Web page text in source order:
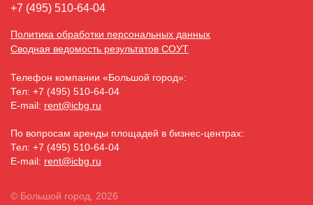
+7 (495) 510-64-04
Политика обработки персональных данных
Сводная ведомость результатов СОУТ
Телефон компании «Большой город»:
Тел: +7 (495) 510-64-04
E-mail: rent@icbg.ru
По вопросам аренды площадей в бизнес-центрах:
Тел: +7 (495) 510-64-04
E-mail: rent@icbg.ru
© Большой город, 2026